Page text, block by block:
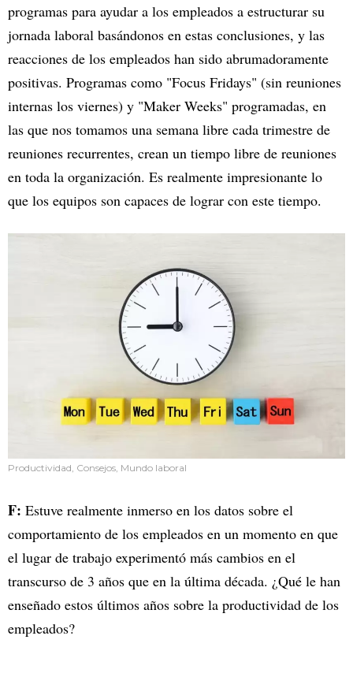
programas para ayudar a los empleados a estructurar su
jornada laboral basándonos en estas conclusiones, y las
reacciones de los empleados han sido abrumadoramente
positivas. Programas como "Focus Fridays" (sin reuniones
internas los viernes) y "Maker Weeks" programadas, en
las que nos tomamos una semana libre cada trimestre de
reuniones recurrentes, crean un tiempo libre de reuniones
en toda la organización. Es realmente impresionante lo
que los equipos son capaces de lograr con este tiempo.
Productividad, Consejos, Mundo laboral
F: Estuve realmente inmerso en los datos sobre el
comportamiento de los empleados en un momento en que
el lugar de trabajo experimentó más cambios en el
transcurso de 3 años que en la última década. ¿Qué le han
enseñado estos últimos años sobre la productividad de los
empleados?